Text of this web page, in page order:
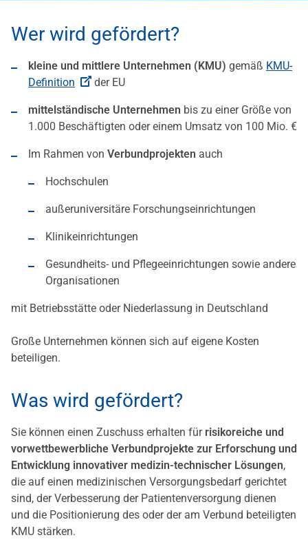
Wer wird gefördert?
kleine und mittlere Unternehmen (KMU) gemäß KMU-
Definition
der EU
mittelständische Unternehmen bis zu einer Größe von
1.000 Beschäftigten oder einem Umsatz von 100 Mio. €
Im Rahmen von Verbundprojekten auch
Hochschulen
außeruniversitäre Forschungseinrichtungen
Klinikeinrichtungen
Gesundheits- und Pflegeeinrichtungen sowie andere
Organisationen
mit Betriebsstätte oder Niederlassung in Deutschland
Große Unternehmen können sich auf eigene Kosten
beteiligen.
Was wird gefördert?
Sie können einen Zuschuss erhalten für risikoreiche und
vorwettbewerbliche Verbundprojekte zur Erforschung und
Entwicklung innovativer medizin-technischer Lösungen,
die auf einen medizinischen Versorgungsbedarf gerichtet
sind, der Verbesserung der Patientenversorgung dienen
und die Positionierung des oder der am Verbund beteiligten
KMU stärken.